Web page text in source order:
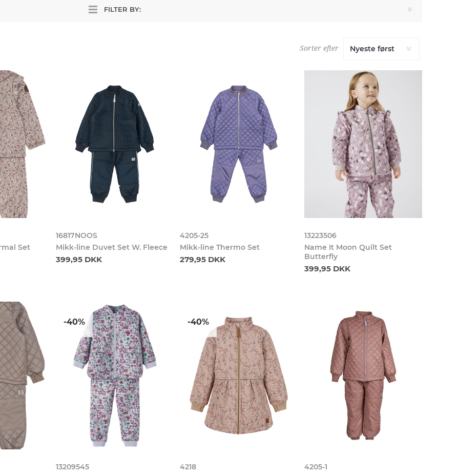
FILTER BY:
Sorter efter
Set
16817NOOS
Mikk-line Duvet Set W. Fleece
399,95 DKK
4205-25
Mikk-line Thermo Set
279,95 DKK
13223506
Name It Moon Quilt Set
Butterfly
399,95 DKK
-40%
13209545
-40%
4218
4205-1